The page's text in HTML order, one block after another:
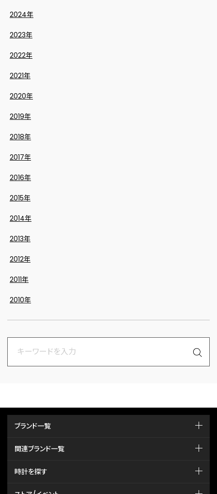
2024年
2023年
2022年
2021年
2020年
2019年
2018年
2017年
2016年
2015年
2014年
2013年
2012年
2011年
2010年
ブランド一覧
関連ブランド一覧
時計を探す